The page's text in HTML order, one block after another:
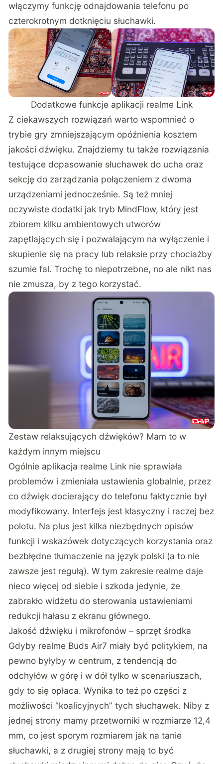
włączymy funkcję odnajdowania telefonu po
czterokrotnym dotknięciu słuchawki.
Dodatkowe funkcje aplikacji realme Link
Z ciekawszych rozwiązań warto wspomnieć o
trybie gry zmniejszającym opóźnienia kosztem
jakości dźwięku. Znajdziemy tu także rozwiązania
testujące dopasowanie słuchawek do ucha oraz
sekcję do zarządzania połączeniem z dwoma
urządzeniami jednocześnie. Są też mniej
oczywiste dodatki jak tryb MindFlow, który jest
zbiorem kilku ambientowych utworów
zapętlających się i pozwalającym na wyłączenie i
skupienie się na pracy lub relaksie przy chociażby
szumie fal. Trochę to niepotrzebne, no ale nikt nas
nie zmusza, by z tego korzystać.
Zestaw relaksujących dźwięków? Mam to w
każdym innym miejscu
Ogólnie aplikacja realme Link nie sprawiała
problemów i zmieniała ustawienia globalnie, przez
co dźwięk docierający do telefonu faktycznie był
modyfikowany. Interfejs jest klasyczny i raczej bez
polotu. Na plus jest kilka niezbędnych opisów
funkcji i wskazówek dotyczących korzystania oraz
bezbłędne tłumaczenie na język polski (a to nie
zawsze jest regułą). W tym zakresie realme daje
nieco więcej od siebie i szkoda jedynie, że
zabrakło widżetu do sterowania ustawieniami
redukcji hałasu z ekranu głównego.
Jakość dźwięku i mikrofonów – sprzęt środka
Gdyby realme Buds Air7 miały być politykiem, na
pewno byłyby w centrum, z tendencją do
odchyłów w górę i w dół tylko w scenariuszach,
gdy to się opłaca. Wynika to też po części z
możliwości “koalicyjnych” tych słuchawek. Niby z
jednej strony mamy przetworniki w rozmiarze 12,4
mm, co jest sporym rozmiarem jak na tanie
słuchawki, a z drugiej strony mają to być